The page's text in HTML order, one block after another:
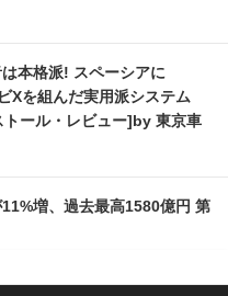
本格派! スペーシアに
Xを組んだ実用派システム
ール・レビュー]by 東京車
増、過去最高1580億円 第